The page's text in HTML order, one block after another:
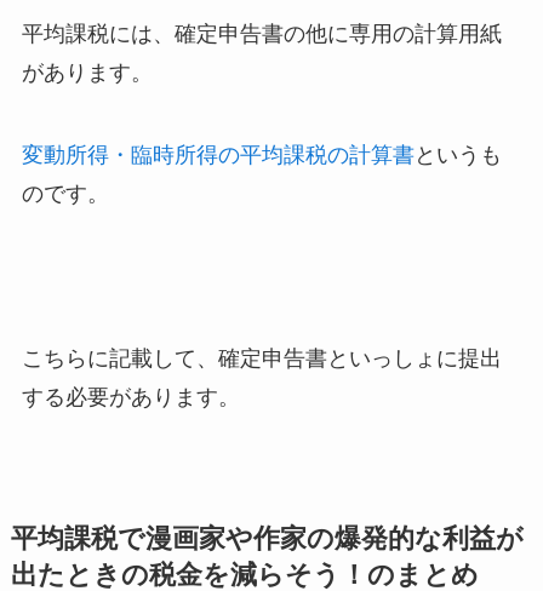
平均課税には、確定申告書の他に専用の計算用紙
があります。
変動所得・臨時所得の平均課税の計算書というも
のです。
こちらに記載して、確定申告書といっしょに提出
する必要があります。
平均課税で漫画家や作家の爆発的な利益が
出たときの税金を減らそう！のまとめ